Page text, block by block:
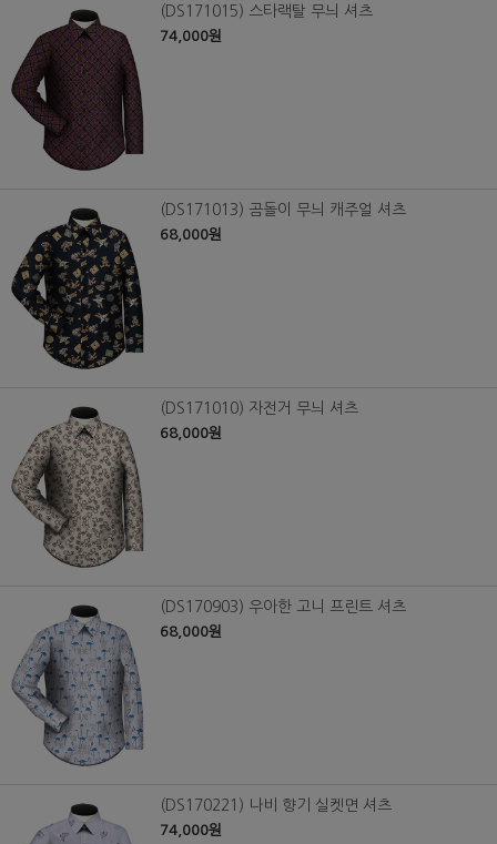
(DS171015) 스타랙탈 무늬 셔츠
74,000원
(DS171013) 곰돌이 무늬 캐주얼 셔츠
68,000원
(DS171010) 자전거 무늬 셔츠
68,000원
(DS170903) 우아한 고니 프린트 셔츠
68,000원
(DS170221) 나비 향기 실켓면 셔츠
74,000원